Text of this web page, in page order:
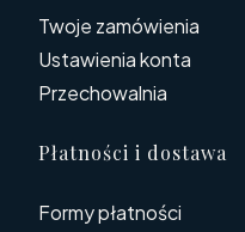
Twoje zamówienia
Ustawienia konta
Przechowalnia
Płatności i dostawa
Formy płatności